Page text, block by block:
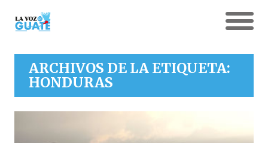
ARCHIVOS DE LA ETIQUETA:
HONDURAS